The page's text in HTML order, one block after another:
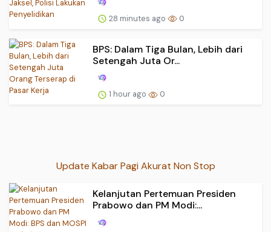
28 minutes ago 0
BPS: Dalam Tiga Bulan, Lebih dari
Setengah Juta Or...
1 hour ago 0
Update Kabar Pagi Akurat Non Stop
Kelanjutan Pertemuan Presiden
Prabowo dan PM Modi:...